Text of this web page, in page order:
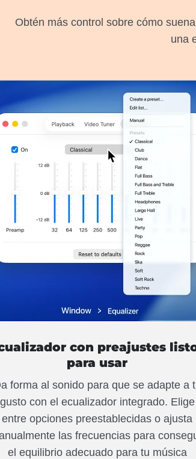
Obtén más control sobre cómo
una
con preajustes
para usar
forma al sonido para que se adapte a
gusto con el ecualizador integrado. Elige
entre opciones preestablecidas o ajusta
las frecuencias para
el equilibrio adecuado para tu música